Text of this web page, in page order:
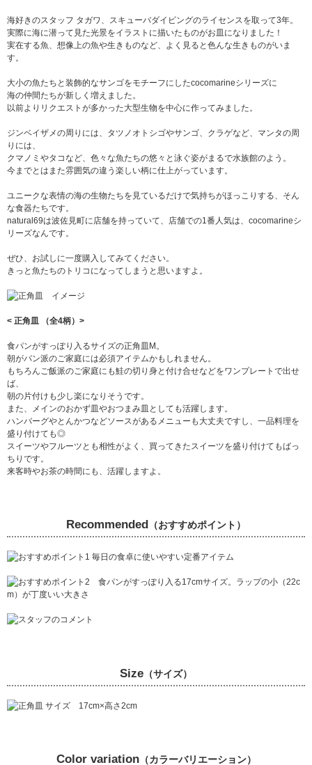
海好きのスタッフ タガワ、スキューバダイビングのライセンスを取って3年。
実際に海に潜って見た光景をイラストに描いたものがお皿になりました！
実在する魚、想像上の魚や生きものなど、よく見ると色んな生きものがいま
す。
大小の魚たちと装飾的なサンゴをモチーフにしたcocomarineシリーズに
海の仲間たちが新しく増えました。
以前よりリクエストが多かった大型生物を中心に作ってみました。
ジンベイザメの周りには、タツノオトシゴやサンゴ、クラゲなど、マンタの周
りには、
クマノミやタコなど、色々な魚たちの悠々と泳ぐ姿がまるで水族館のよう。
今までとはまた雰囲気の違う楽しい柄に仕上がっています。
ユニークな表情の海の生物たちを見ているだけで気持ちがほっこりする、そん
な食器たちです。
natural69は波佐見町に店舗を持っていて、店舗での1番人気は、cocomarineシ
リーズなんです。
ぜひ、お試しに一度購入してみてください。
きっと魚たちのトリコになってしまうと思いますよ。
< 正角皿 （全4柄）>
食パンがすっぽり入るサイズの正角皿M。
朝がパン派のご家庭には必須アイテムかもしれません。
もちろんご飯派のご家庭にも鮭の切り身と付け合せなどをワンプレートで出せ
ば、
朝の片付けも少し楽になりそうです。
また、メインのおかず皿やおつまみ皿としても活躍します。
ハンバーグやとんかつなどソースがあるメニューも大丈夫ですし、一品料理を
盛り付けても◎
スイーツやフルーツとも相性がよく、買ってきたスイーツを盛り付けてもばっ
ちりです。
来客時やお茶の時間にも、活躍しますよ。
Recommended （おすすめポイント）
Size （サイズ）
Color variation（カラーバリエーション）